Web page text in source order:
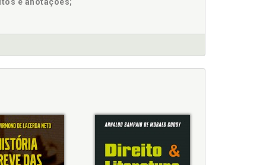
59
p. 107
e anotações;